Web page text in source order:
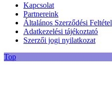
Kapcsolat
Partnereink
Általános Szerződési
Adatkezelési tájékoztató
Szerzői jogi nyilatkozat
Top